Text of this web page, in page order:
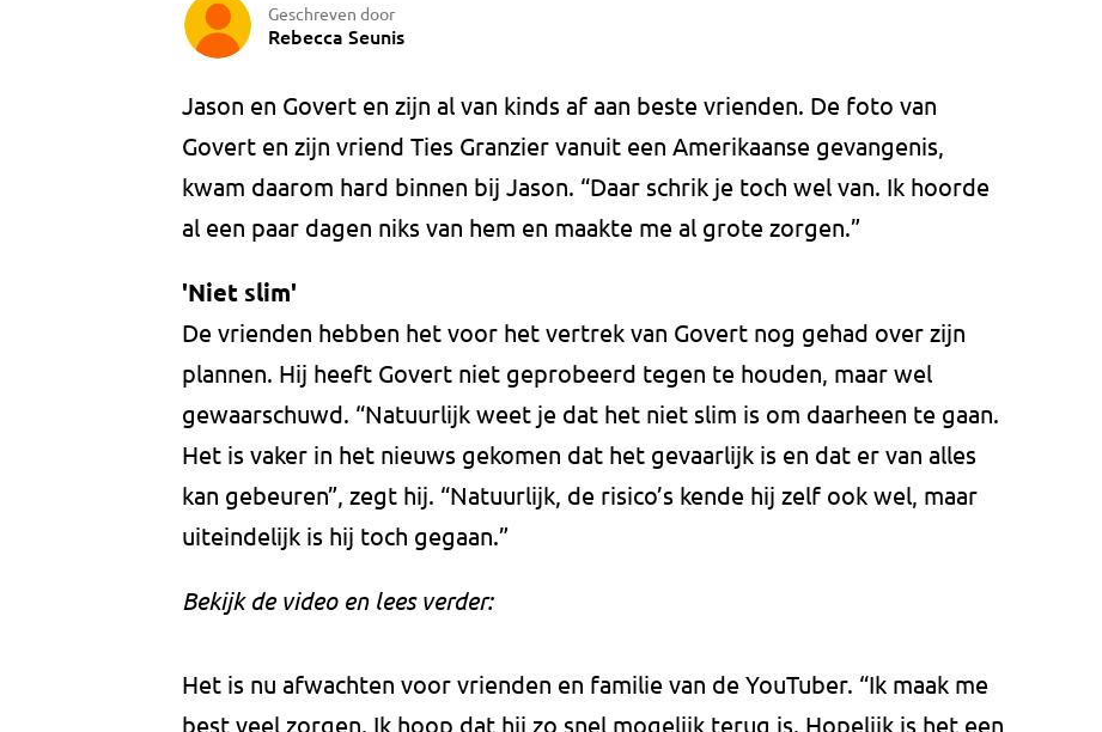
Geschreven door
Rebecca Seunis
Jason en Govert en zijn al van kinds af aan beste vrienden. De foto van
Govert en zijn vriend Ties Granzier vanuit een Amerikaanse gevangenis,
kwam daarom hard binnen bij Jason. “Daar schrik je toch wel van. Ik hoorde
al een paar dagen niks van hem en maakte me al grote zorgen.”
'Niet slim'
De vrienden hebben het voor het vertrek van Govert nog gehad over zijn
plannen. Hij heeft Govert niet geprobeerd tegen te houden, maar wel
gewaarschuwd. “Natuurlijk weet je dat het niet slim is om daarheen te gaan.
Het is vaker in het nieuws gekomen dat het gevaarlijk is en dat er van alles
kan gebeuren”, zegt hij. “Natuurlijk, de risico’s kende hij zelf ook wel, maar
uiteindelijk is hij toch gegaan.”
Bekijk de video en lees verder:
Het is nu afwachten voor vrienden en familie van de YouTuber. “Ik maak me
best veel zorgen. Ik hoop dat hij zo snel mogelijk terug is. Hopelijk is het een